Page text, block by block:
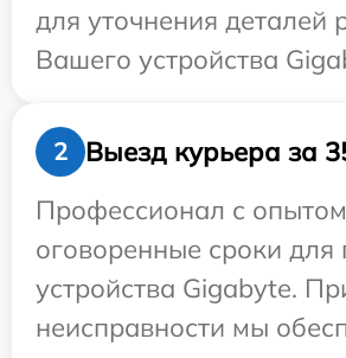
для уточнения деталей
Вашего устройства
2
Выезд курьера за
Профессионал с
оговоренные сроки для
устройства Gigabyte.
неисправности мы